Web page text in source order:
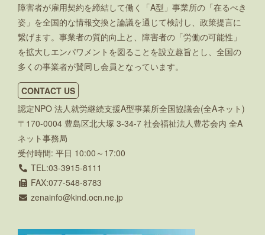
障害者が雇用契約を締結して働く「A型」事業所の「在るべき
姿」を全国的な情報交換と論議を通じて検討し、政策提言に
繋げます。事業者の質的向上と、障害者の「労働の可能性」
を拡大しエンパワメントを図ることを設立趣旨とし、全国の
多くの事業者が賛同し会員となっています。
CONTACT US
認定NPO 法人就労継続支援A型事業所全国協議会(全Aネット)
〒170-0004 豊島区北大塚 3-34-7 社会福祉法人豊芯会内 全A
ネット事務局
受付時間: 平日 10:00～17:00
TEL:03-3915-8111
FAX:077-548-8783
zenainfo
kind.ocn.ne.jp